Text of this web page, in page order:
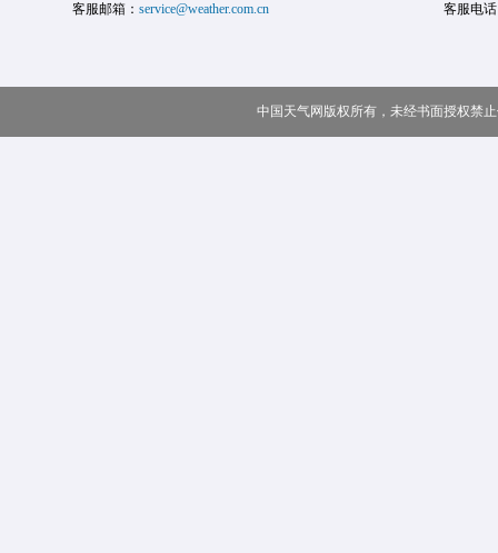
客服邮箱： service@weather.com.cn 客服电
中国天气网版权所有，未经书面授权